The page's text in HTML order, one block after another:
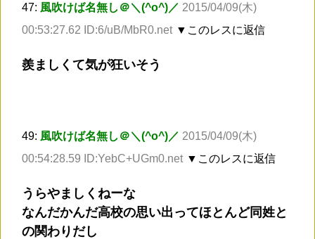
47: 風吹けば名無し＠＼(^o^)／ 2015/04/09(木)
00:53:27.62 ID:6/uB/MbR0.net ▼このレスに返信
羨ましくて気が狂いそう
49: 風吹けば名無し＠＼(^o^)／ 2015/04/09(木)
00:54:28.59 ID:YebC+UGm0.net ▼このレスに返信
うらやましくねーな
なんだかんだ高校の思い出ってほとんど同姓と
の関わりだし